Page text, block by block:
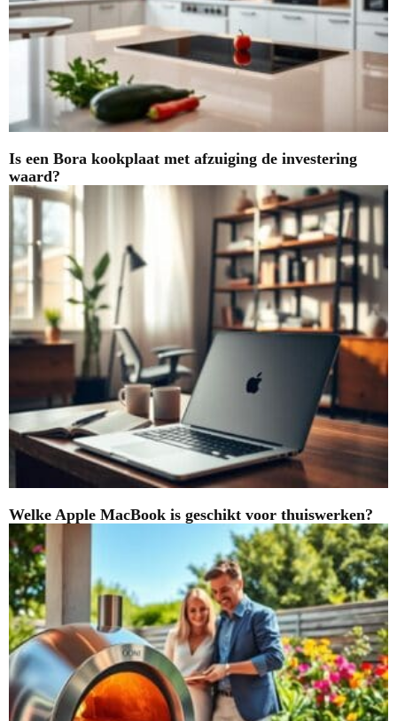
Is een Bora kookplaat met afzuiging de investering
waard?
Welke Apple MacBook is geschikt voor thuiswerken?